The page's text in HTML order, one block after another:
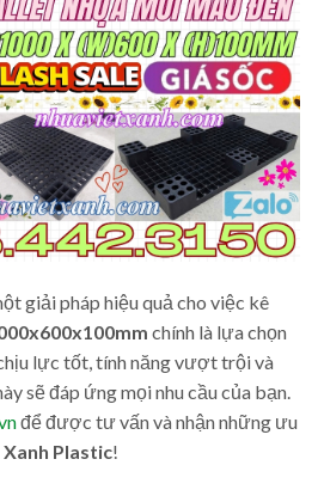
giải pháp hiệu quả cho việc kê
chính là lựa chọn
lực tốt, tính năng vượt trội và
sẽ đáp ứng mọi nhu cầu của bạn.
để được tư vấn và nhận những ưu
Plastic!